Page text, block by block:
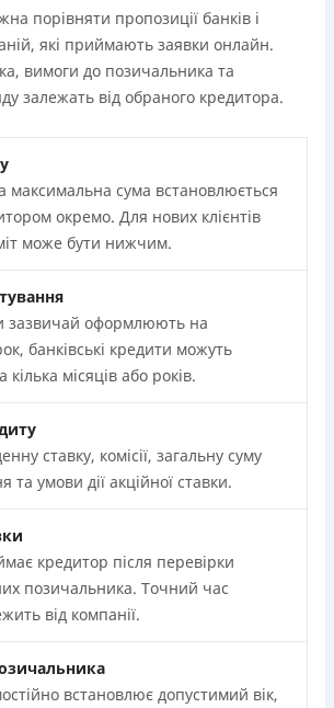
порівняти пропозиції банків і
які приймають заявки онлайн.
вимоги до позичальника та
залежать від обраного кредитора.
максимальна сума встановлюється
окремо. Для нових клієнтів
може бути нижчим.
зазвичай оформлюють на
банківські кредити можуть
місяців або років.
ставку, комісії, загальну суму
та умови дії акційної ставки.
кредитор після перевірки
позичальника. Точний час
від компанії.
встановлює допустимий вік,